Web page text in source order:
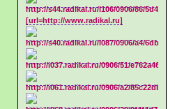
[url=http://www.radikal.ru]